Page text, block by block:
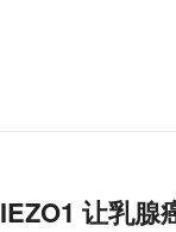
让乳腺